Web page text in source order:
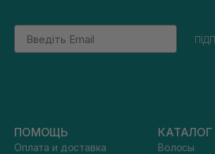
Email
ПОМОЩЬ
Оплата и доставка
КАТАЛОГ
Волосы